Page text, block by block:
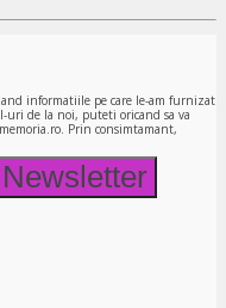
informatiile pe care le-am furnizat
uri de la noi, puteti oricand sa va
Prin consimtamant,